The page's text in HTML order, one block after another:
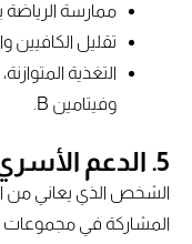
ممارسة الرياضة يوميًا
تقليل الكافيين
التغذية
وفيتامين B.
5. الدعم الأسري
الشخص الذي يعاني من
المشاركة في مجموعات